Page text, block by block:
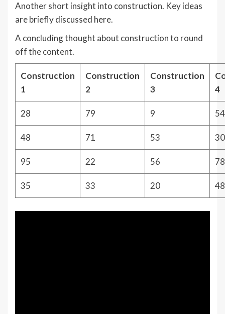
Another short insight into construction. Key ideas
are briefly discussed here.
A concluding thought about construction to round
off the content.
Construction
1
Construction
2
Construction
3
4
28 79 9 54
48 71 53 30
95 22 56 78
35 33 20 48